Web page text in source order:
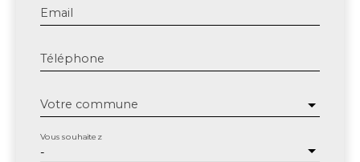
Email
Téléphone
Votre commune
-
Vous souhaitez